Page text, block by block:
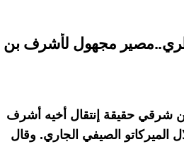
مجهول لأشرف بن
شرقي حقيقة إنتقال أخيه أشرف
الميركاتو الصيفي الجاري. وقال